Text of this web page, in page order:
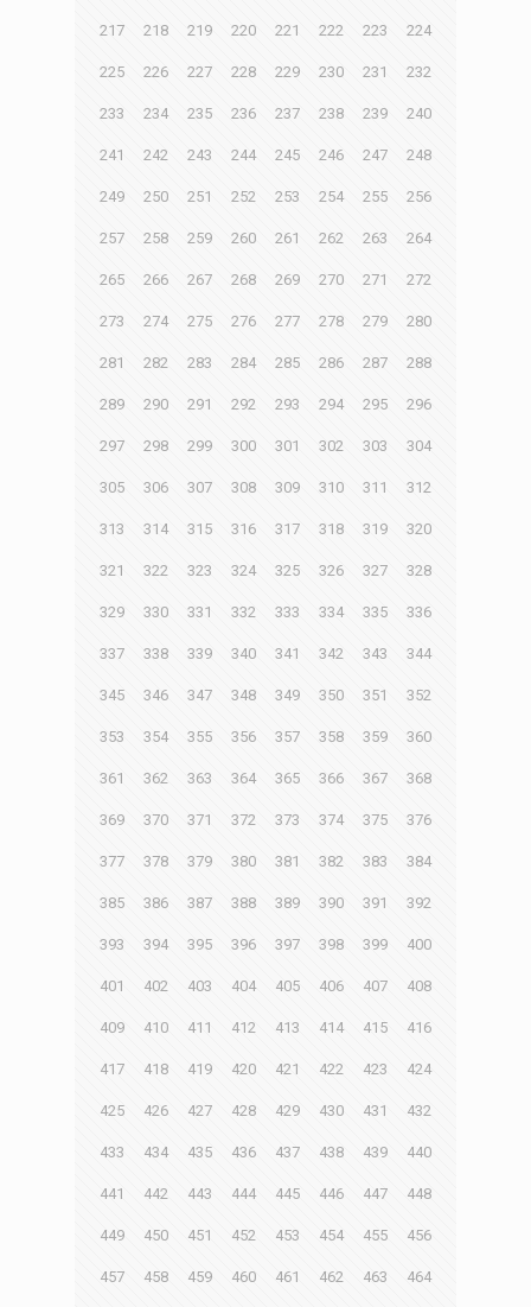
217 218 219 220 221 222 223 224
225 226 227 228 229 230 231 232
233 234 235 236 237 238 239 240
241 242 243 244 245 246 247 248
249 250 251 252 253 254 255 256
257 258 259 260 261 262 263 264
265 266 267 268 269 270 271 272
273 274 275 276 277 278 279 280
281 282 283 284 285 286 287 288
289 290 291 292 293 294 295 296
297 298 299 300 301 302 303 304
305 306 307 308 309 310 311 312
313 314 315 316 317 318 319 320
321 322 323 324 325 326 327 328
329 330 331 332 333 334 335 336
337 338 339 340 341 342 343 344
345 346 347 348 349 350 351 352
353 354 355 356 357 358 359 360
361 362 363 364 365 366 367 368
369 370 371 372 373 374 375 376
377 378 379 380 381 382 383 384
385 386 387 388 389 390 391 392
393 394 395 396 397 398 399 400
401 402 403 404 405 406 407 408
409 410 411 412 413 414 415 416
417 418 419 420 421 422 423 424
425 426 427 428 429 430 431 432
433 434 435 436 437 438 439 440
441 442 443 444 445 446 447 448
449 450 451 452 453 454 455 456
457 458 459 460 461 462 463 464